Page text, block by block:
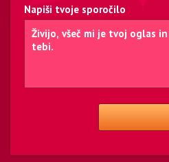
Napiši tvoje sporočilo